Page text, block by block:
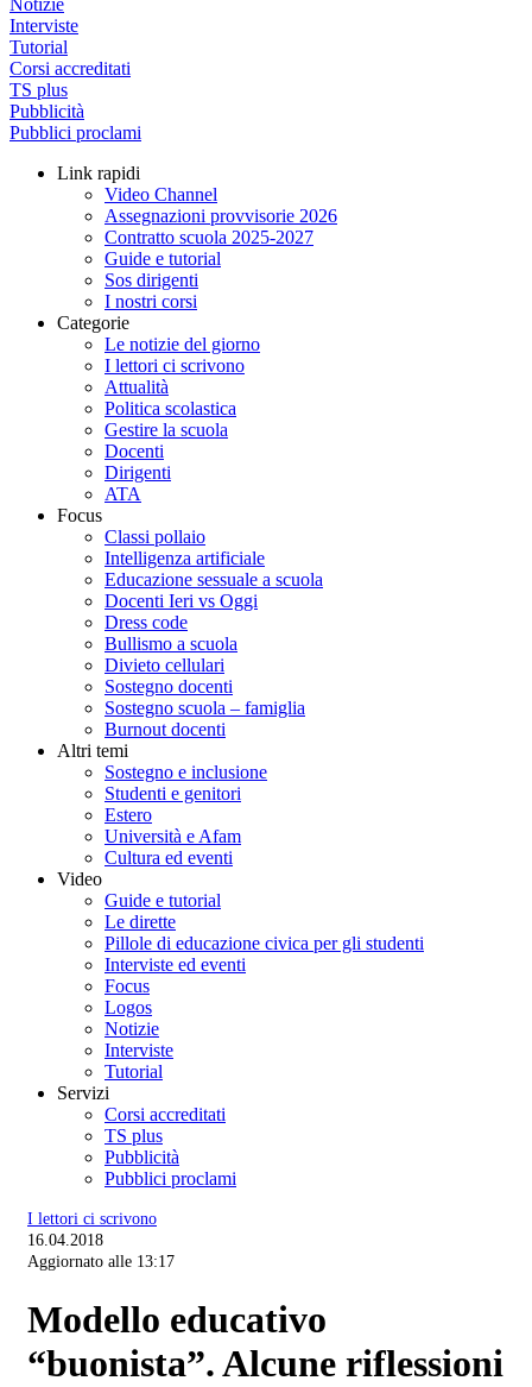
Notizie
Interviste
Tutorial
Corsi accreditati
TS plus
Pubblicità
Pubblici proclami
Link rapidi
Video Channel
Assegnazioni provvisorie 2026
Contratto scuola 2025-2027
Guide e tutorial
Sos dirigenti
I nostri corsi
Categorie
Le notizie del giorno
I lettori ci scrivono
Attualità
Politica scolastica
Gestire la scuola
Docenti
Dirigenti
ATA
Focus
Classi pollaio
Intelligenza artificiale
Educazione sessuale a scuola
Docenti Ieri vs Oggi
Dress code
Bullismo a scuola
Divieto cellulari
Sostegno docenti
Sostegno scuola – famiglia
Burnout docenti
Altri temi
Sostegno e inclusione
Studenti e genitori
Estero
Università e Afam
Cultura ed eventi
Video
Guide e tutorial
Le dirette
Pillole di educazione civica per gli studenti
Interviste ed eventi
Focus
Logos
Notizie
Interviste
Tutorial
Servizi
Corsi accreditati
TS plus
Pubblicità
Pubblici proclami
I lettori ci scrivono
16.04.2018
Aggiornato alle 13:17
Modello educativo
“buonista”. Alcune riflessioni